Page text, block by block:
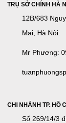
TRỤ SỞ CHÍNH HÀ
12B/683
Mai, Hà Nội.
Mr Phương:
CHI NHÁNH TP. HỒ
Số 269/14/3